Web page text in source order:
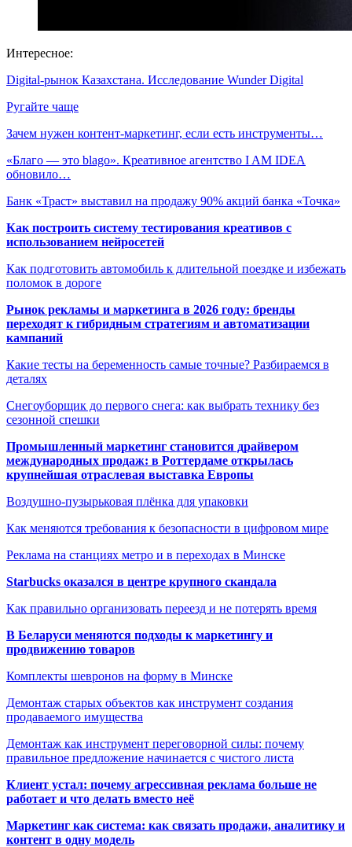
Интересное:
Digital-рынок Казахстана. Исследование Wunder Digital
Ругайте чаще
Зачем нужен контент-маркетинг, если есть инструменты…
«Благо — это blago». Креативное агентство I AM IDEA
обновило…
Банк «Траст» выставил на продажу 90% акций банка «Точка»
Как построить систему тестирования креативов с
использованием нейросетей
Как подготовить автомобиль к длительной поездке и избежать
поломок в дороге
Рынок рекламы и маркетинга в 2026 году: бренды
переходят к гибридным стратегиям и автоматизации
кампаний
Какие тесты на беременность самые точные? Разбираемся в
деталях
Снегоуборщик до первого снега: как выбрать технику без
сезонной спешки
Промышленный маркетинг становится драйвером
международных продаж: в Роттердаме открылась
крупнейшая отраслевая выставка Европы
Воздушно-пузырьковая плёнка для упаковки
Как меняются требования к безопасности в цифровом мире
Реклама на станциях метро и в переходах в Минске
Starbucks оказался в центре крупного скандала
Как правильно организовать переезд и не потерять время
В Беларуси меняются подходы к маркетингу и
продвижению товаров
Комплекты шевронов на форму в Минске
Демонтаж старых объектов как инструмент создания
продаваемого имущества
Демонтаж как инструмент переговорной силы: почему
правильное предложение начинается с чистого листа
Клиент устал: почему агрессивная реклама больше не
работает и что делать вместо неё
Маркетинг как система: как связать продажи, аналитику и
контент в одну модель